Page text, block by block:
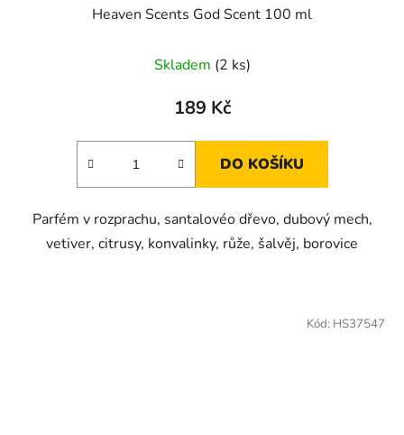
Heaven Scents God Scent 100 ml
Skladem (2 ks)
189 Kč
DO KOŠÍKU
Parfém v rozprachu, santalovéo dřevo, dubový mech,
vetiver, citrusy, konvalinky, růže, šalvěj, borovice
Kód: HS37547